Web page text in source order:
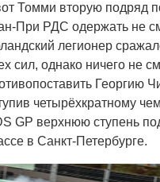
Томми вторую подряд
При РДС одержать не
легионер
сил, однако ничего не
Георгию
четырёхкратному
GP верхнюю ступень
в Санкт-Петербурге.